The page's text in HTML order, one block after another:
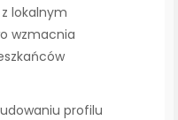
lokalnym
wzmacnia
profilu